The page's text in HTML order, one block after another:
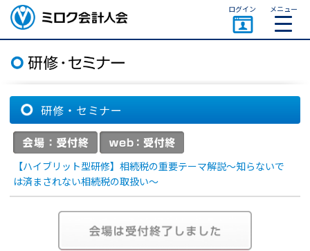
ミロク会計人会 MIROKU
ACCOUNTING PERSON
ASSOCIATION
ログイン メニュー
研修・セミナー
【ハイブリット型研修】相続税の重要テーマ解説～知らないで
は済まされない相続税の取扱い～